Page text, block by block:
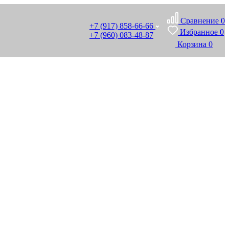
+7 (917) 858-66-66
+7 (960) 083-48-87
Сравнение 0
Избранное 0
Корзина 0